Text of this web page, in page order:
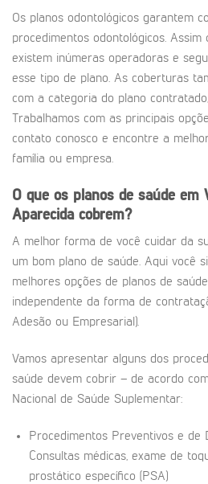
Os planos odontológicos garantem
procedimentos odontológicos. Assim
existem inúmeras operadoras e
esse tipo de plano. As coberturas
com a categoria do plano
Trabalhamos com as principais
contato conosco e encontre a
família ou empresa.
O que os planos de saúde em
Aparecida cobrem?
A melhor forma de você cuidar da
um bom plano de saúde. Aqui você
melhores opções de planos de
independente da forma de
Adesão ou Empresarial).
Vamos apresentar alguns dos
saúde devem cobrir – de acordo
Nacional de Saúde Suplementar:
Procedimentos Preventivos e de
Consultas médicas, exame de
prostático específico (PSA)